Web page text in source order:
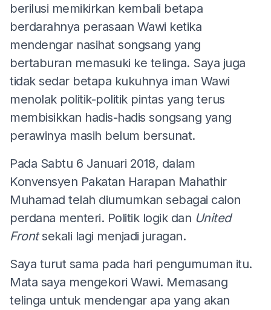
berilusi memikirkan kembali betapa
berdarahnya perasaan Wawi ketika
mendengar nasihat songsang yang
bertaburan memasuki ke telinga. Saya juga
tidak sedar betapa kukuhnya iman Wawi
menolak politik-politik pintas yang terus
membisikkan hadis-hadis songsang yang
perawinya masih belum bersunat.
Pada Sabtu 6 Januari 2018, dalam
Konvensyen Pakatan Harapan Mahathir
Muhamad telah diumumkan sebagai calon
perdana menteri. Politik logik dan United
Frontsekali lagi menjadi juragan.
Saya turut sama pada hari pengumuman itu.
Mata saya mengekori Wawi. Memasang
telinga untuk mendengar apa yang akan